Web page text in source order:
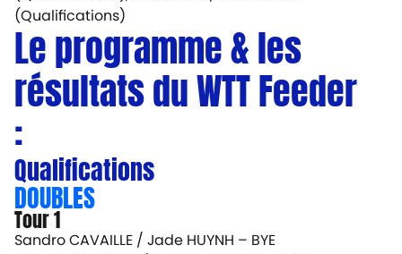
(Qualifications)
Le programme & les
résultats du WTT Feeder
:
Qualifications
DOUBLES
Tour 1
Sandro CAVAILLE / Jade HUYNH – BYE